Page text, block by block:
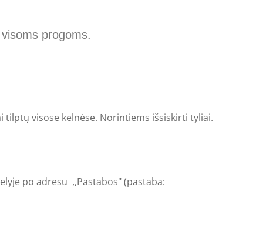
progoms.
visose kelnėse. Norintiems išsiskirti tyliai.
po adresu ,,Pastabos" (pastaba: